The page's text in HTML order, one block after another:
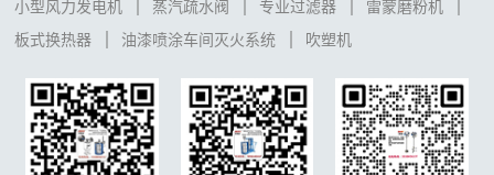
小型风力发电机 蒸汽疏水阀 专业过滤器
雷蒙磨粉机
板式换热器
油漆喷涂车间灭火系统 吹塑机